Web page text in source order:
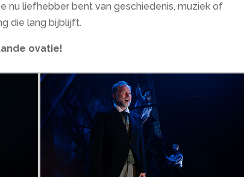
nu liefhebber bent van geschiedenis, muziek of
die lang bijblijft.
ovatie!